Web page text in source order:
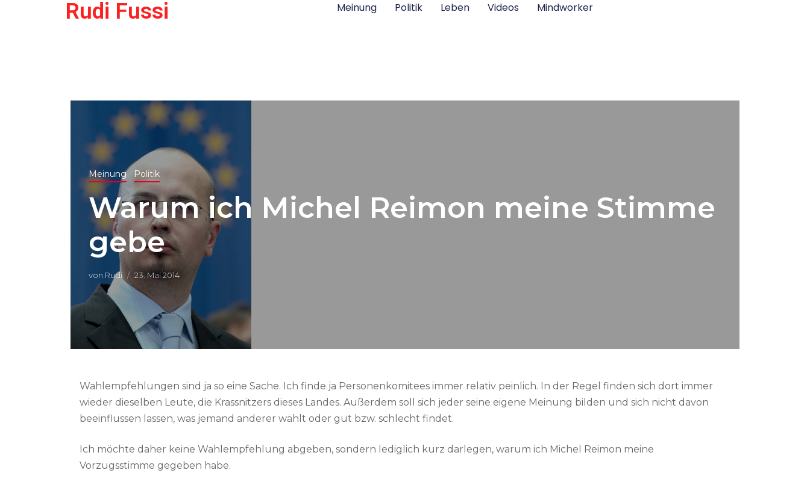
Rudi Fussi Meinung Politik Leben Videos Mindworker
Meinung Politik
Warum ich Michel Reimon meine Stimme
gebe
von Rudi 23. Mai 2014
Wahlempfehlungen sind ja so eine Sache. Ich finde ja Personenkomitees immer relativ peinlich. In der Regel finden sich dort immer
wieder dieselben Leute, die Krassnitzers dieses Landes. Außerdem soll sich jeder seine eigene Meinung bilden und sich nicht davon
beeinflussen lassen, was jemand anderer wählt oder gut bzw. schlecht findet.
Ich möchte daher keine Wahlempfehlung abgeben, sondern lediglich kurz darlegen, warum ich Michel Reimon meine
Vorzugsstimme gegeben habe.